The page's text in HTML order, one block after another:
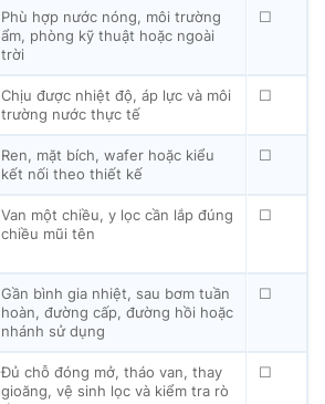
Phù hợp nước nóng, môi trường
ẩm, phòng kỹ thuật hoặc ngoài
trời
☐
Chịu được nhiệt độ, áp lực và môi
trường nước thực tế
☐
Ren, mặt bích, wafer hoặc kiểu
kết nối theo thiết kế
☐
Van một chiều, y lọc cần lắp đúng
chiều mũi tên
☐
Gần bình gia nhiệt, sau bơm tuần
hoàn, đường cấp, đường hồi hoặc
nhánh sử dụng
☐
Đủ chỗ đóng mở, tháo van, thay
gioăng, vệ sinh lọc và kiểm tra rò
☐